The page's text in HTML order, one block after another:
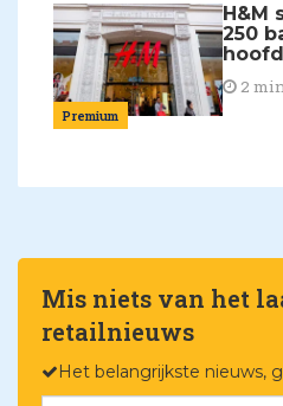
Premium
H&M
250
2
Mis niets van het
retailnieuws
Het belangrijkste nieuws,